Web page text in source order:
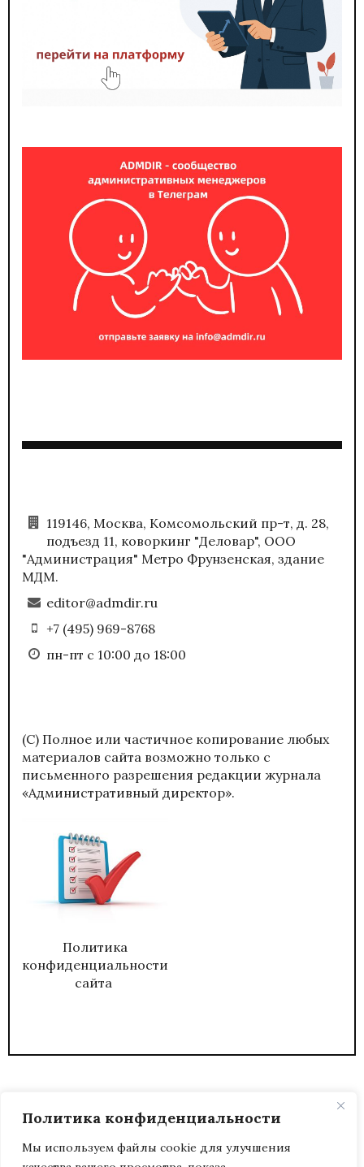
Политика конфиденциальности
Мы используем файлы cookie для улучшения
119146, Москва, Комсомольский пр-т, д. 28,
подъезд 11, коворкинг "Деловар", ООО
"Администрация" Метро Фрунзенская, здание
МДМ.
editor@admdir.ru
+7 (495) 969-8768
пн-пт с 10:00 до 18:00
(С) Полное или частичное копирование любых
материалов сайта возможно только с
письменного разрешения редакции журнала
«Административный директор».
Политика
конфиденциальности
сайта